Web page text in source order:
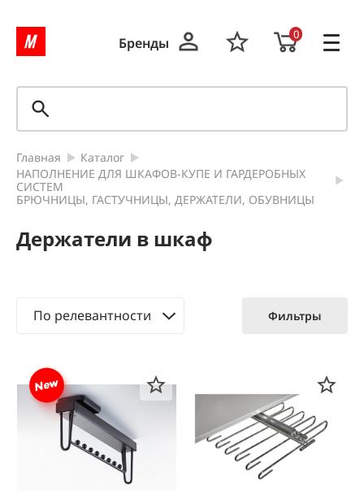
Бренды
0
Главная
Каталог
НАПОЛНЕНИЕ ДЛЯ ШКАФОВ-КУПЕ И ГАРДЕРОБНЫХ
СИСТЕМ
БРЮЧНИЦЫ, ГАСТУЧНИЦЫ, ДЕРЖАТЕЛИ, ОБУВНИЦЫ
Держатели в шкаф
По релевантности Фильтры